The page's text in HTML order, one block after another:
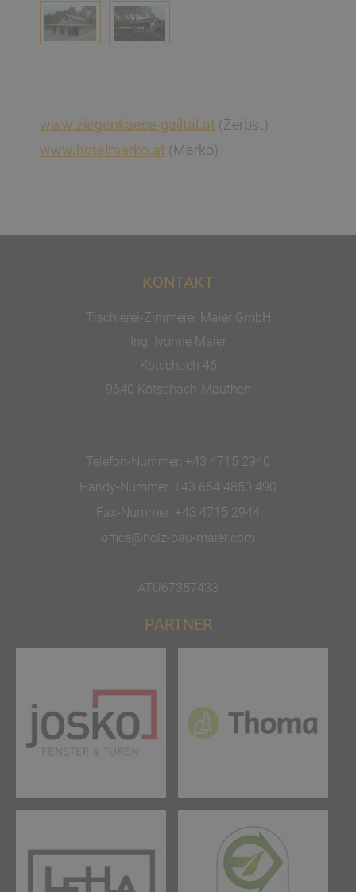
www.ziegenkaese-gailtal.at (Zerbst)
www.hotelmarko.at (Marko)
KONTAKT
Tischlerei-Zimmerei Maier GmbH
Ing. Ivonne Maier
Kötschach 46
9640 Kötschach-Mauthen
Telefon-Nummer: +43 4715 2940
Handy-Nummer: +43 664 4850 490
Fax-Nummer: +43 4715 2944
office@holz-bau-maier.com
ATU67357433
PARTNER